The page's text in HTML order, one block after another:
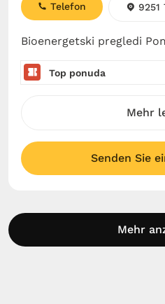
Bioenergetski pregledi
Telefon 9251
Top ponuda
Mehr
Senden Sie
Mehr